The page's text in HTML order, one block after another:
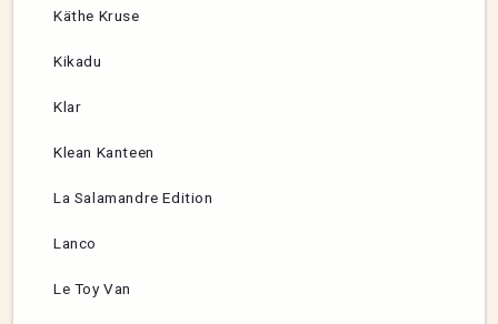
Käthe Kruse
Kikadu
Klar
Klean Kanteen
La Salamandre Edition
Lanco
Le Toy Van